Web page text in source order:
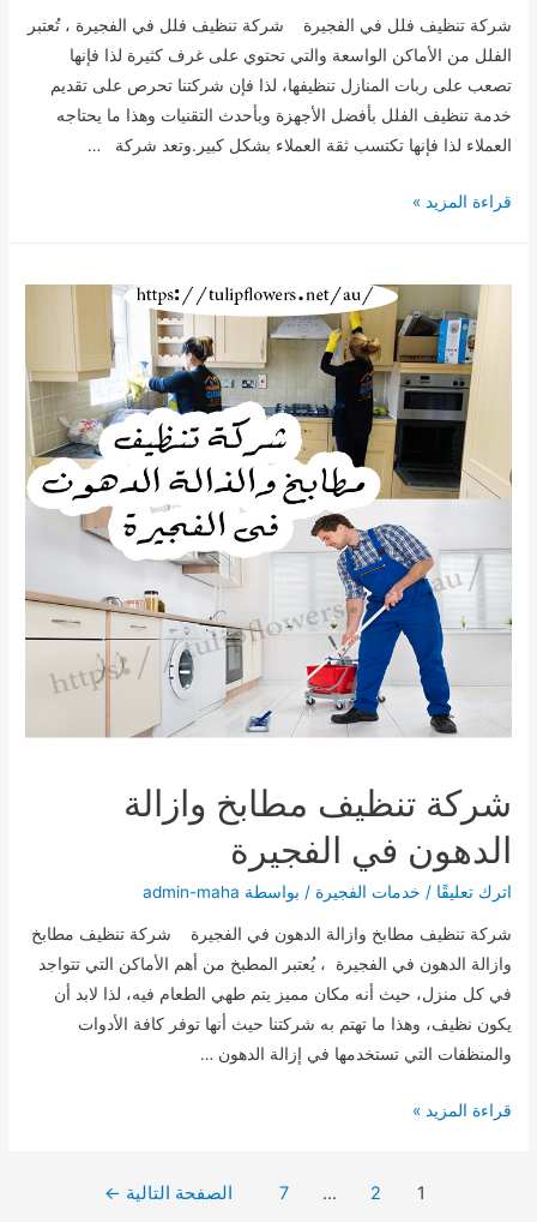
شركة تنظيف فلل في الفجيرة شركة تنظيف فلل في الفجيرة ، تُعتبر
الفلل من الأماكن الواسعة والتي تحتوي على غرف كثيرة لذا فإنها
تصعب على ربات المنازل تنظيفها، لذا فإن شركتنا تحرص على تقديم
خدمة تنظيف الفلل بأفضل الأجهزة وبأحدث التقنيات وهذا ما يحتاجه
العملاء لذا فإنها تكتسب ثقة العملاء بشكل كبير.وتعد شركة …
شركة
في
الفجيرة
قراءة المزيد »
شركة تنظيف مطابخ وازالة
الدهون في الفجيرة
اترك تعليقًا / خدمات الفجيرة / بواسطة admin-maha
شركة تنظيف مطابخ وازالة الدهون في الفجيرة شركة تنظيف مطابخ
وازالة الدهون في الفجيرة ، يُعتبر المطبخ من أهم الأماكن التي تتواجد
في كل منزل، حيث أنه مكان مميز يتم طهي الطعام فيه، لذا لابد أن
يكون نظيف، وهذا ما تهتم به شركتنا حيث أنها توفر كافة الأدوات
والمنظفات التي تستخدمها في إزالة الدهون …
شركة
قراءة المزيد »
1
2
…
7 الصفحة التالية ←